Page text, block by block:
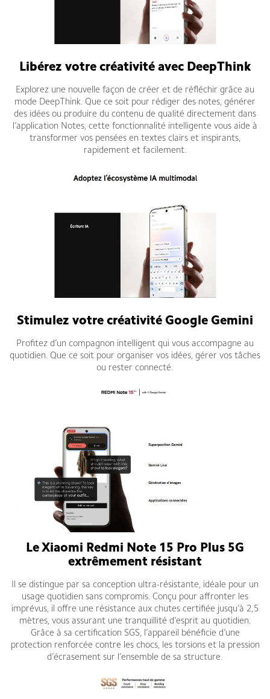
Libérez votre créativité avec DeepThink
Explorez une nouvelle façon de créer et de réfléchir grâce au
mode DeepThink. Que ce soit pour rédiger des notes, générer
des idées ou produire du contenu de qualité directement dans
l’application Notes, cette fonctionnalité intelligente vous aide à
transformer vos pensées en textes clairs et inspirants,
rapidement et facilement.
Stimulez votre créativité Google Gemini
Profitez d’un compagnon intelligent qui vous accompagne au
quotidien. Que ce soit pour organiser vos idées, gérer vos tâches
ou rester connecté.
Le Xiaomi Redmi Note 15 Pro Plus 5G
extrêmement résistant
Il se distingue par sa conception ultra-résistante, idéale pour un
usage quotidien sans compromis. Conçu pour affronter les
imprévus, il offre une résistance aux chutes certifiée jusqu’à 2,5
mètres, vous assurant une tranquillité d’esprit au quotidien.
Grâce à sa certification SGS, l’appareil bénéficie d’une
protection renforcée contre les chocs, les torsions et la pression
d’écrasement sur l’ensemble de sa structure.